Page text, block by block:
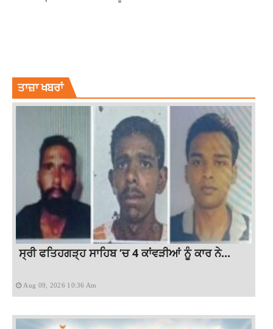
ਤਾਜ਼ਾ ਖਬਰਾਂ
ਸ੍ਰੀ ਫਤਿਹਗੜ੍ਹ ਸਾਹਿਬ ‘ਚ 4 ਕਾਂਵੜੀਆਂ ਨੂੰ ਕਾਰ ਨੇ...
Aug 09, 2026 10:36 Am